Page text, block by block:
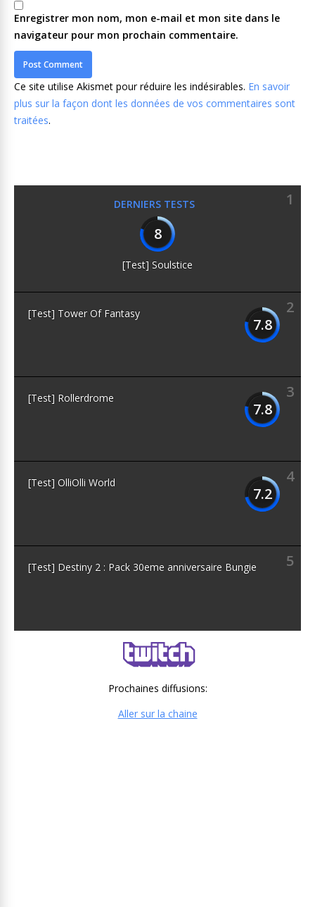
Enregistrer mon nom, mon e-mail et mon site dans le
navigateur pour mon prochain commentaire.
Ce site utilise Akismet pour réduire les indésirables. En savoir
plus sur la façon dont les données de vos commentaires sont
traitées.
DERNIERS TESTS
1
8
[Test] Soulstice
2
7.8
[Test] Tower Of Fantasy
3
7.8
[Test] Rollerdrome
4
7.2
[Test] OlliOlli World
5
[Test] Destiny 2 : Pack 30eme anniversaire Bungie
Prochaines diffusions:
Aller sur la chaine